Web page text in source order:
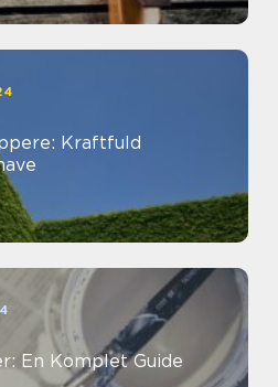
Kraftfuld
En Komplet Guide